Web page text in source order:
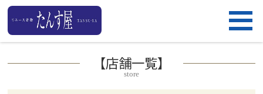
【店舗一覧】
store